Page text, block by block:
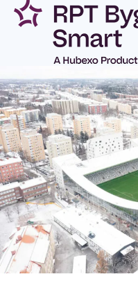
Siirry
sisältöön